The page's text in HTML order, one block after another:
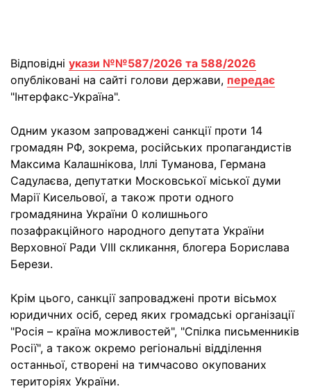
Відповідні укази №№587/2026 та 588/2026
опубліковані на сайті голови держави, передає
"Інтерфакс-Україна".
Одним указом запроваджені санкції проти 14
громадян РФ, зокрема, російських пропагандистів
Максима Калашнікова, Іллі Туманова, Германа
Садулаєва, депутатки Московської міської думи
Марії Кисельової, а також проти одного
громадянина України 0 колишнього
позафракційного народного депутата України
Верховної Ради VIII скликання, блогера Борислава
Берези.
Крім цього, санкції запроваджені проти вісьмох
юридичних осіб, серед яких громадські організації
"Росія – країна можливостей", "Спілка письменників
Росії", а також окремо регіональні відділення
останньої, створені на тимчасово окупованих
територіях України.